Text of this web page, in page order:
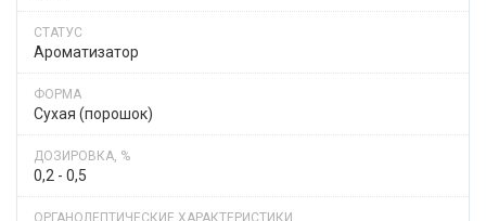
Ароматизатор
Сухая (порошок)
0,2 - 0,5